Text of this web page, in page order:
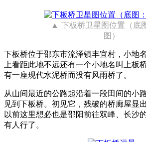
下板桥卫星图位置（底
图）
下板桥位于邵东市流泽镇丰宜村，小地
上看距此地不远还有一个小地名叫上板
有一座现代水泥桥而没有风雨桥了。
从山间最近的公路起沿着一段田间的小
见到下板桥。初见它，残破的桥廊屋显
以前这里想必也是邵阳前往双峰、长沙
有人行了。